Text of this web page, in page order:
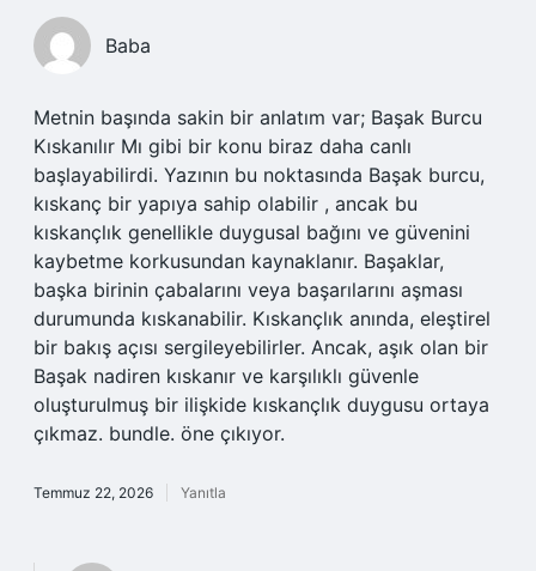
Baba
Metnin başında sakin bir anlatım var; Başak Burcu
Kıskanılır Mı gibi bir konu biraz daha canlı
başlayabilirdi. Yazının bu noktasında Başak burcu,
kıskanç bir yapıya sahip olabilir , ancak bu
kıskançlık genellikle duygusal bağını ve güvenini
kaybetme korkusundan kaynaklanır. Başaklar,
başka birinin çabalarını veya başarılarını aşması
durumunda kıskanabilir. Kıskançlık anında, eleştirel
bir bakış açısı sergileyebilirler. Ancak, aşık olan bir
Başak nadiren kıskanır ve karşılıklı güvenle
oluşturulmuş bir ilişkide kıskançlık duygusu ortaya
çıkmaz. bundle. öne çıkıyor.
Temmuz 22, 2026 Yanıtla